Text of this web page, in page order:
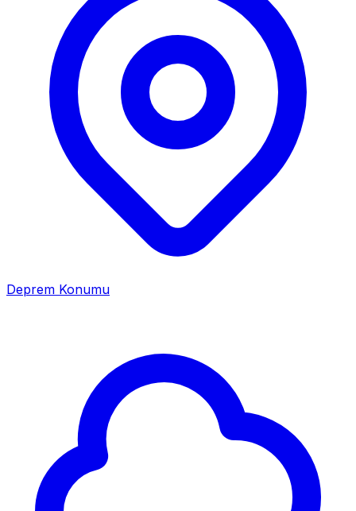
Deprem Konumu